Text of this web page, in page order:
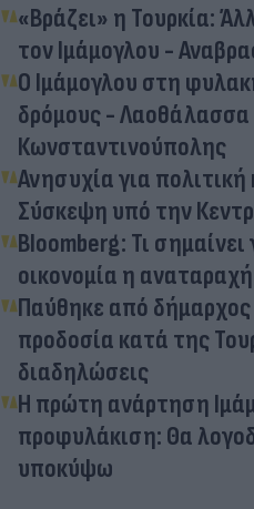
«Βράζει» η Τουρκία:
τον Ιμάμογλου -
Ο Ιμάμογλου στη
δρόμους -
Κωνσταντινούπολης
Ανησυχία για
Σύσκεψη υπό την
Bloomberg: Τι σημαίνει
οικονομία η
Παύθηκε από δήμαρχος
προδοσία κατά της
διαδηλώσεις
Η πρώτη ανάρτηση
προφυλάκιση: Θα
υποκύψω